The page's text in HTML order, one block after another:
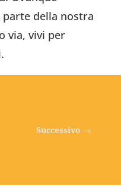
della nostra
via, vivi per
Successivo →